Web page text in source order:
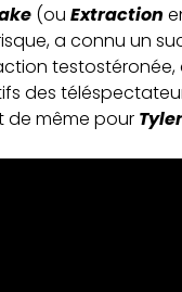
(ou Extraction
a connu un
testostéronée,
des
de même pour